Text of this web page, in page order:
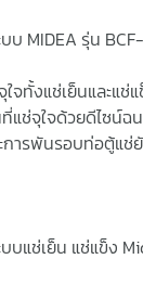
บ MIDEA รุ่น
จทั้งแช่เย็นและแ
ช่จุใจด้วยดีไซน์ฉ
การพันรอบท่อตู้แ
บแช่เย็น แช่แข็ง